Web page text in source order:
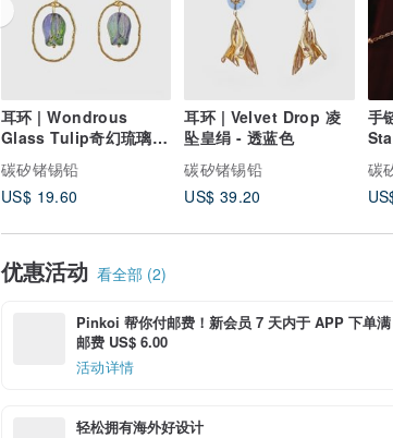
耳环 | Wondrous
Glass Tulip奇幻琉璃郁
金香
碳矽锗锡铅
US$ 19.60
耳环 | Velvet Drop 凌
坠皇绢 - 透蓝色
碳矽锗锡铅
US$ 39.20
手
碳
优惠活动 看全部 (2)
Pinkoi 帮你付邮费！新会员 7 天内于 APP 下单
邮费 US$ 6.00
活动详情
轻松拥有海外好设计